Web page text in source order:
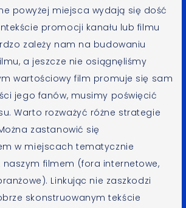
powyżej miejsca wydają się dość
promocji kanału lub filmu
zależy nam na budowaniu
a jeszcze nie osiągnęliśmy
wartościowy film promuje się sam
jego fanów, musimy poświęcić
Warto rozważyć różne strategie
zastanowić się
w miejscach tematycznie
naszym filmem (fora internetowe,
Linkując nie zaszkodzi
skonstruowanym tekście